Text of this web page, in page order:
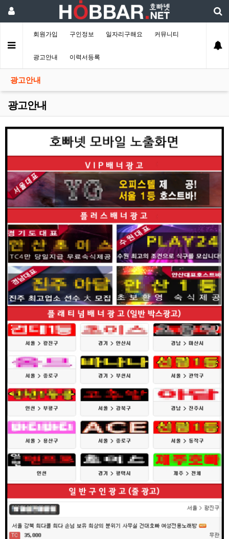
회원가입 구인정보 일자리구해요 커뮤니티
광고안내 이력서등록
광고안내
광고안내